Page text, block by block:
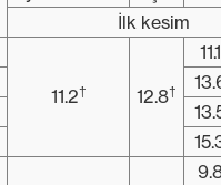
İlk kesim
11.2† 12.8†
11.1